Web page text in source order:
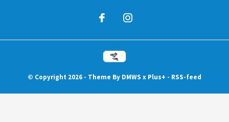
© Copyright 2026 - Theme By DMWS x Plus+ - RSS-feed